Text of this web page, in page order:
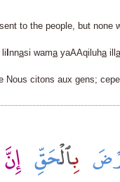
to the people, but none
li nnasi wama yaAAqiluha ill a
Nous citons aux gens;